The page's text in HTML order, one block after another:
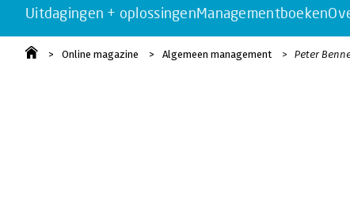
Uitdagingen + oplossingenManagementboeken
Online magazine Algemeen management Peter